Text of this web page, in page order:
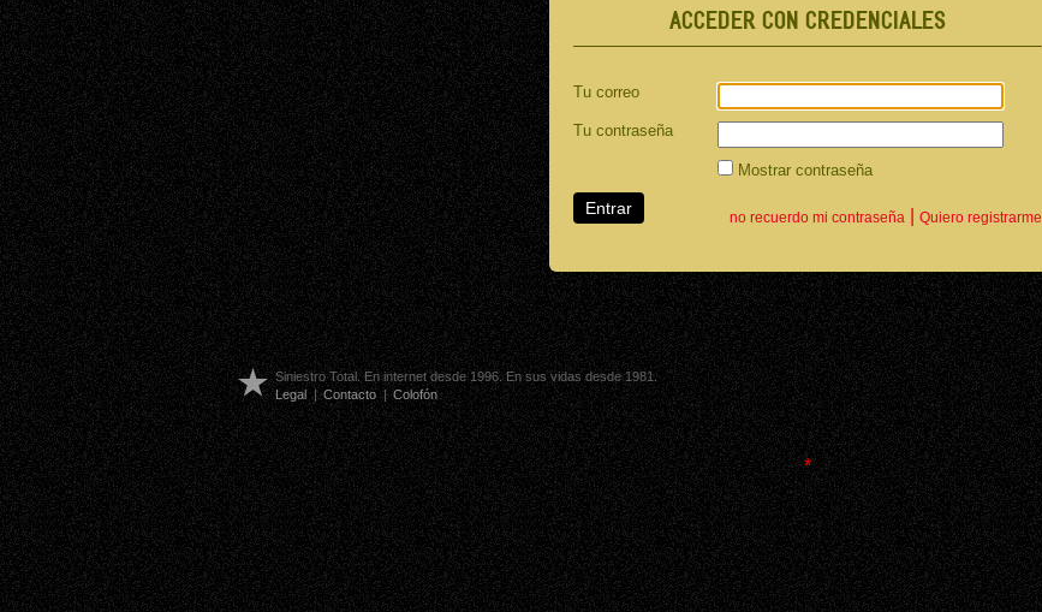
ACCEDER CON CREDENCIALES
Tu correo
Tu contraseña
Mostrar contraseña
no recuerdo mi contraseña Quiero registrarme
Siniestro Total. En internet desde 1996. En sus vidas desde 1981.
Legal | Contacto | Colofón
*